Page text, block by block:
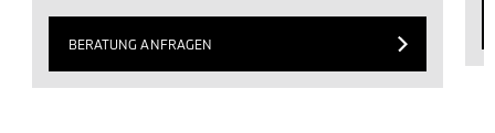
BERATUNG ANFRAGEN